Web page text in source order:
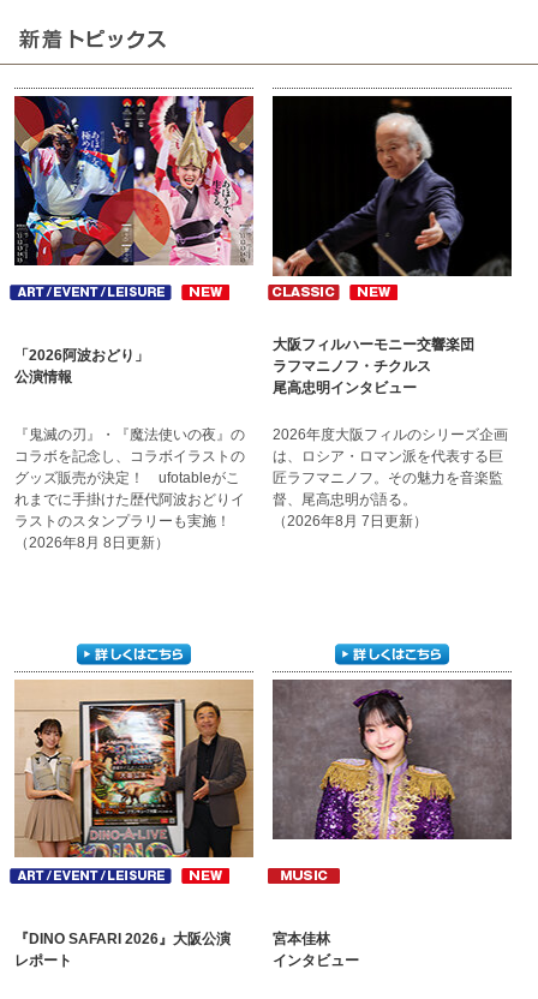
「2026阿波おどり」
公演情報
『鬼滅の刃』・『魔法使いの夜』の
コラボを記念し、コラボイラストの
グッズ販売が決定！ ufotableがこ
れまでに手掛けた歴代阿波おどり イ
ラストのスタンプラリーも実施！
（2026年8月 8日更新）
大阪フィルハーモニー交響楽団
ラフマニノフ・チクルス
尾高忠明インタビュー
2026年度大阪フィルのシリーズ企画
は、ロシア・ロマン派を代表する巨
匠ラフマニノフ。その魅力を音楽監
督、尾高忠明が語る。
（2026年8月 7日更新）
『DINO SAFARI 2026』大阪公演
レポート
宮本佳林
インタビュー